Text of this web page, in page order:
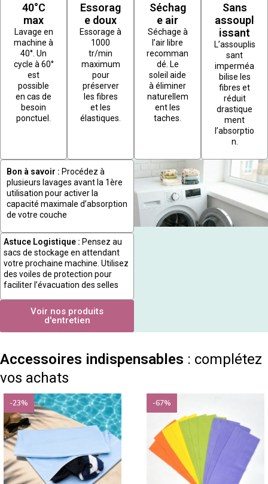
40°C
max
Lavage en
machine à
40°. Un
cycle à 60°
est
possible
en cas de
besoin
ponctuel.
Essorag
e doux
Essorage à
1000
tr/min
maximum
pour
préserver
les fibres
et les
élastiques.
Séchag
e air
Séchage à
l’air libre
recomman
dé. Le
soleil aide
à éliminer
naturellem
ent les
taches.
Sans
assoupl
issant
L’assouplis
sant
imperméa
bilise les
fibres et
réduit
drastique
ment
l’absorptio
n.
Bon à savoir : Procédez à
plusieurs lavages avant la 1ère
utilisation pour activer la
capacité maximale d’absorption
de votre couche
Astuce Logistique : Pensez au
sacs de stockage en attendant
votre prochaine machine. Utilisez
des voiles de protection pour
faciliter l’évacuation des selles
Voir nos produits
d'entretien
Accessoires indispensables : complétez
vos achats
-23% -67%